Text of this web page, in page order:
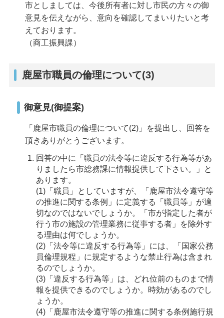
市としましては、今後所有者に対し市民の方々の御
意見を伝えながら、意向を確認してまいりたいと考
えております。
（商工振興課）
鹿屋市職員の倫理について(3)
御意見(御提案)
「鹿屋市職員の倫理について(2)」を提出し、回答を
頂きありがとうございます。
回答の中に「職員の法令等に違反する行為等があ
りましたら市総務課に情報提供して下さい。」と
あります。
(1)「職員」としていますが、「鹿屋市法令遵守等
の推進に関する条例」に定義する「職員等」が適
切なのではないでしょうか。「市が指定した者が
行う市の施設の管理業務に従事する者」を除外す
る理由は何でしょうか。
(2)「法令等に違反する行為等」には、「国家公務
員倫理規程」に規定するような禁止行為は含まれ
るのでしょうか。
(3)「違反する行為等」は、どれ位前のものまで情
報を提供できるのでしょうか。時効があるのでし
ょうか。
(4)「鹿屋市法令遵守等の推進に関する条例施行規